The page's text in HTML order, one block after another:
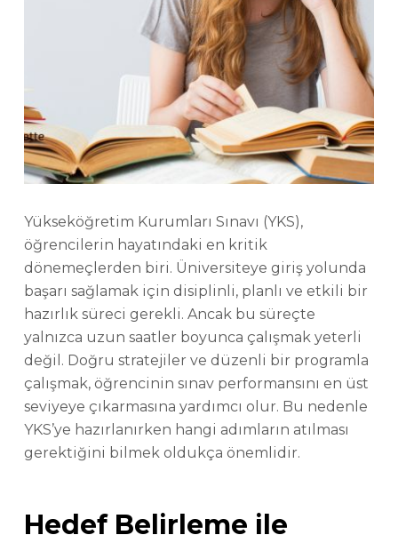
Yükseköğretim Kurumları Sınavı (YKS),
öğrencilerin hayatındaki en kritik
dönemeçlerden biri. Üniversiteye giriş yolunda
başarı sağlamak için disiplinli, planlı ve etkili bir
hazırlık süreci gerekli. Ancak bu süreçte
yalnızca uzun saatler boyunca çalışmak yeterli
değil. Doğru stratejiler ve düzenli bir programla
çalışmak, öğrencinin sınav performansını en üst
seviyeye çıkarmasına yardımcı olur. Bu nedenle
YKS’ye hazırlanırken hangi adımların atılması
gerektiğini bilmek oldukça önemlidir.
Hedef Belirleme ile